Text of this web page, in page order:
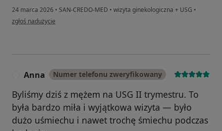
24 marca 2026 • SAN-CREDO-MED • wizyta ginekologiczna + USG •
w opinii użytkownika WS
zgłoś nadużycie
Anna Numer telefonu zweryfikowany
Byliśmy dziś z mężem na USG II trymestru. To
była bardzo miła i wyjątkowa wizyta — było
dużo uśmiechu i nawet trochę śmiechu podczas